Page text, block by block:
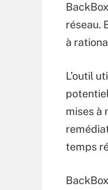
réseau.
à
L’outil
mises à
temps